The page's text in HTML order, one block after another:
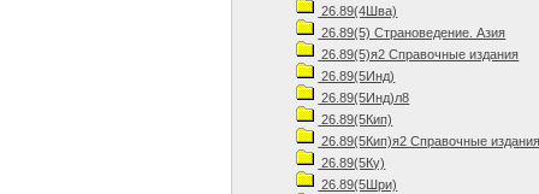
26.89(4Шва)
26.89(5) Страноведение. Азия
26.89(5)я2 Справочные издания
26.89(5Инд)
26.89(5Инд)л8
26.89(5Кип)
26.89(5Кип)я2 Справочные
26.89(5Ку)
26.89(5Шри)